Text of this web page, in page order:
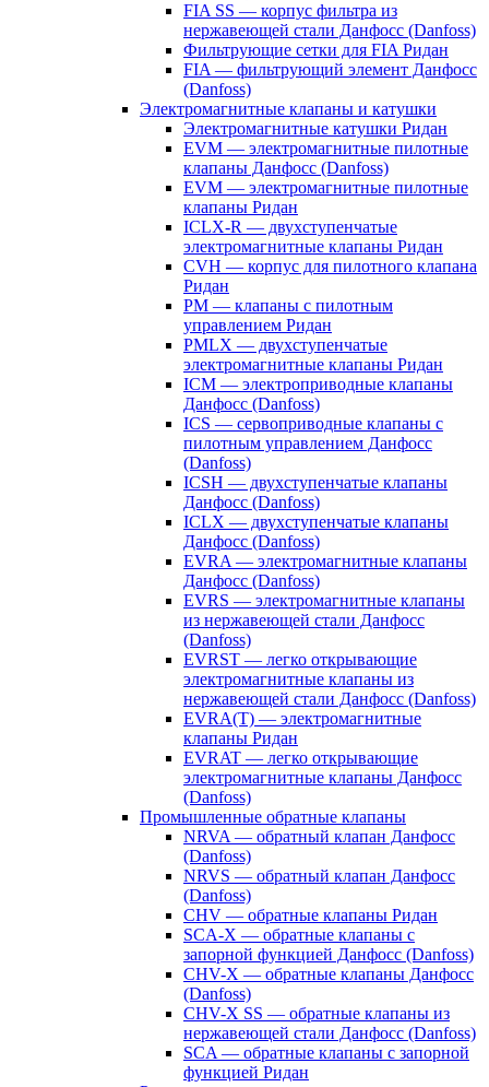
FIA SS — корпус фильтра из
нержавеющей стали Данфосс (Danfoss)
Фильтрующие сетки для FIA Ридан
FIA — фильтрующий элемент Данфосс
(Danfoss)
Электромагнитные клапаны и катушки
Электромагнитные катушки Ридан
EVM — электромагнитные пилотные
клапаны Данфосс (Danfoss)
EVM — электромагнитные пилотные
клапаны Ридан
ICLX-R — двухступенчатые
электромагнитные клапаны Ридан
CVH — корпус для пилотного клапана
Ридан
PM — клапаны с пилотным
управлением Ридан
PMLX — двухступенчатые
электромагнитные клапаны Ридан
ICM — электроприводные клапаны
Данфосс (Danfoss)
ICS — сервоприводные клапаны с
пилотным управлением Данфосс
(Danfoss)
ICSH — двухступенчатые клапаны
Данфосс (Danfoss)
ICLX — двухступенчатые клапаны
Данфосс (Danfoss)
EVRA — электромагнитные клапаны
Данфосс (Danfoss)
EVRS — электромагнитные клапаны
из нержавеющей стали Данфосс
(Danfoss)
EVRST — легко открывающие
электромагнитные клапаны из
нержавеющей стали Данфосс (Danfoss)
EVRA(T) — электромагнитные
клапаны Ридан
EVRAT — легко открывающие
электромагнитные клапаны Данфосс
(Danfoss)
Промышленные обратные клапаны
NRVA — обратный клапан Данфосс
(Danfoss)
NRVS — обратный клапан Данфосс
(Danfoss)
CHV — обратные клапаны Ридан
SCA-X — обратные клапаны с
запорной функцией Данфосс (Danfoss)
CHV-X — обратные клапаны Данфосс
(Danfoss)
CHV-X SS — обратные клапаны из
нержавеющей стали Данфосс (Danfoss)
SCA — обратные клапаны с запорной
функцией Ридан